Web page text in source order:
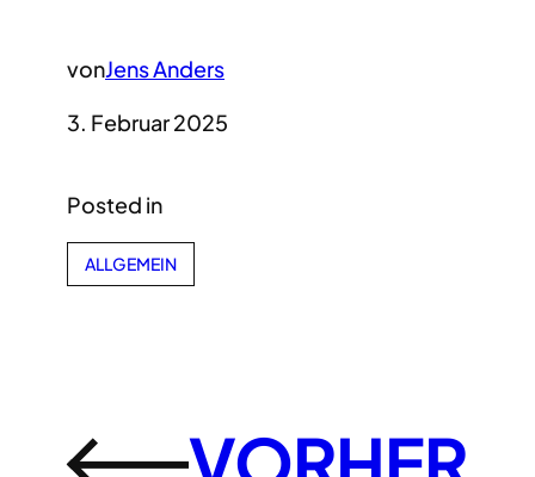
vonJens Anders
3. Februar 2025
Posted in
ALLGEMEIN